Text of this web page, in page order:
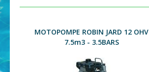
MOTOPOMPE ROBIN JARD 12 OHV
7.5m3 - 3.5BARS